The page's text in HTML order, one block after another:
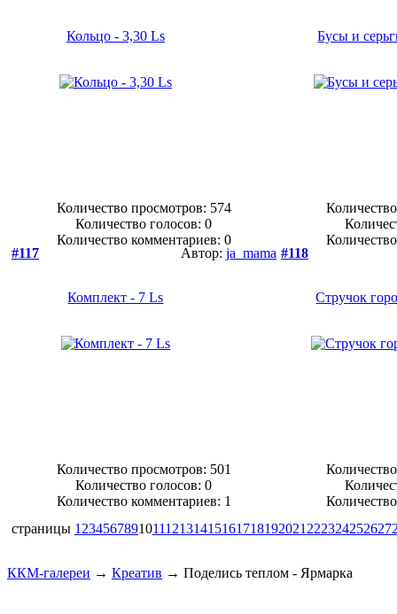
Кольцо - 3,30 Ls
Количество просмотров: 574
Количество голосов:0
Количество комментариев: 0
Бусы и
#117
Автор: ja_mama
Комплект - 7 Ls
Количество просмотров: 501
Количество голосов:0
Количество комментариев: 1
#118
Стручок
страницы 1 23456789101112131415161718192021 222324252627
ККМ-галереи → Креатив → Поделись теплом - Ярмарка